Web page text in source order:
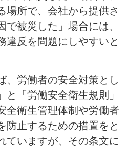
場所で、会社から提供さ
で被災した」場合には、
違反を問題にしやすいと
、労働者の安全対策とし
と「労働安全衛生規則」
全衛生管理体制や労働者
防止するための措置をと
ていますが、その条文に